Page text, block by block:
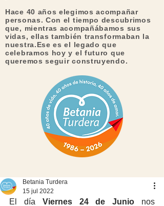
Hace 40 años elegimos acompañar
personas. Con el tiempo descubrimos
que, mientras acompañábamos sus
vidas, ellas también transformaban la
nuestra.Ese es el legado que
celebramos hoy y el futuro que
queremos seguir construyendo.
Betania Turdera
15 jul 2022
El día Viernes 24 de Junio nos